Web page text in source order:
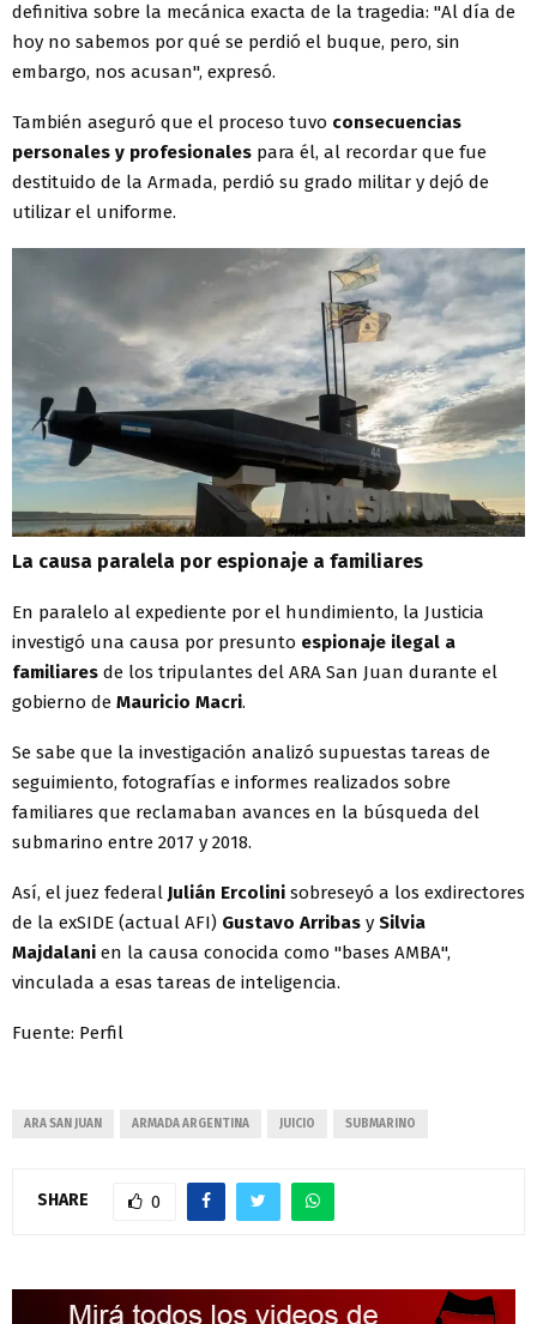
definitiva sobre la mecánica exacta de la tragedia: "Al día de
hoy no sabemos por qué se perdió el buque, pero, sin
embargo, nos acusan", expresó.
También aseguró que el proceso tuvo consecuencias
personales y profesionales para él, al recordar que fue
destituido de la Armada, perdió su grado militar y dejó de
utilizar el uniforme.
La causa paralela por espionaje a familiares
En paralelo al expediente por el hundimiento, la Justicia
investigó una causa por presunto espionaje ilegal a
familiares de los tripulantes del ARA San Juan durante el
gobierno de Mauricio Macri.
Se sabe que la investigación analizó supuestas tareas de
seguimiento, fotografías e informes realizados sobre
familiares que reclamaban avances en la búsqueda del
submarino entre 2017 y 2018.
Así, el juez federal Julián Ercolini sobreseyó a los exdirectores
de la exSIDE (actual AFI) Gustavo Arribas y Silvia
Majdalani en la causa conocida como "bases AMBA",
vinculada a esas tareas de inteligencia.
Fuente: Perfil
ARA SAN JUAN ARMADA ARGENTINA JUICIO SUBMARINO
SHARE 0